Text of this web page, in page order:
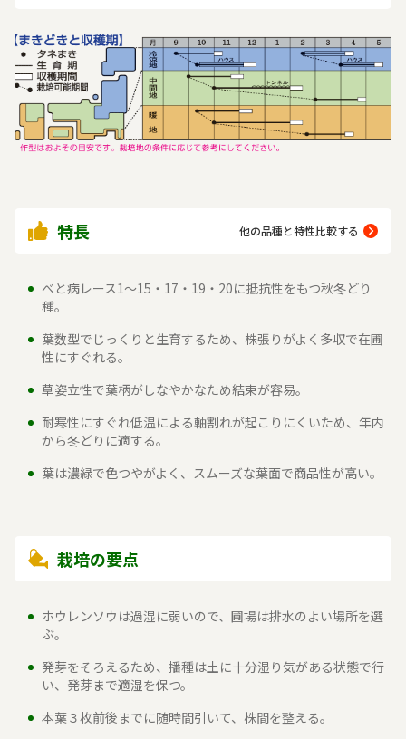
特長 他の品種と特性比較する
べと病レース1〜15・17・19・20に抵抗性をもつ秋冬どり
種。
葉数型でじっくりと生育するため、株張りがよく多収で在圃
性にすぐれる。
草姿立性で葉柄がしなやかなため結束が容易。
耐寒性にすぐれ低温による軸割れが起こりにくいため、年内
から冬どりに適する。
葉は濃緑で色つやがよく、スムーズな葉面で商品性が高い。
栽培の要点
ホウレンソウは過湿に弱いので、圃場は排水のよい場所を選
ぶ。
発芽をそろえるため、播種は土に十分湿り気がある状態で行
い、発芽まで適湿を保つ。
本葉３枚前後までに随時間引いて、株間を整える。